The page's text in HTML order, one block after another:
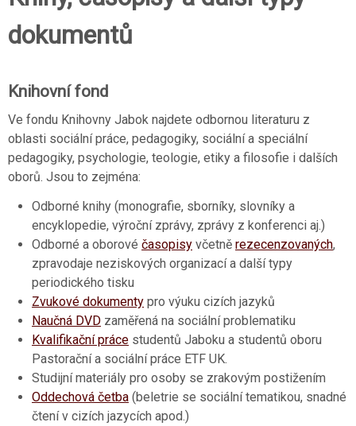
dokumentů
Knihovní fond
Ve fondu Knihovny Jabok najdete odbornou literaturu z
oblasti sociální práce, pedagogiky, sociální a speciální
pedagogiky, psychologie, teologie, etiky a filosofie i dalších
oborů. Jsou to zejména:
Odborné knihy (monografie, sborníky, slovníky a
encyklopedie, výroční zprávy, zprávy z konferenci aj.)
Odborné a oborové časopisy včetně rezecenzovaných,
zpravodaje neziskových organizací a další typy
periodického tisku
Zvukové dokumenty pro výuku cizích jazyků
Naučná DVD zaměřená na sociální problematiku
Kvalifikační práce studentů Jaboku a studentů oboru
Pastorační a sociální práce ETF UK.
Studijní materiály pro osoby se zrakovým postižením
Oddechová četba (beletrie se sociální tematikou, snadné
čtení v cizích jazycích apod.)